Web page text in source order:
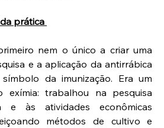
prática
nem o único a criar uma
e a aplicação da antirrábica
da imunização. Era um
exímia: trabalhou na pesquisa
e às atividades econômicas
métodos de cultivo e